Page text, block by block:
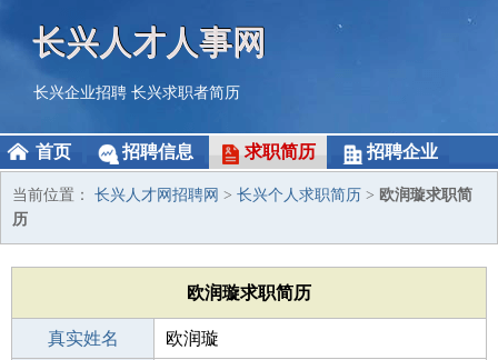
长兴人才人事网
长兴企业招聘 长兴求职者简历
首页 招聘信息 求职简历 招聘企业
当前位置： 长兴人才网招聘网 > 长兴个人求职简历 > 欧润璇求职简
历
欧润璇求职简历
真实姓名 欧润璇